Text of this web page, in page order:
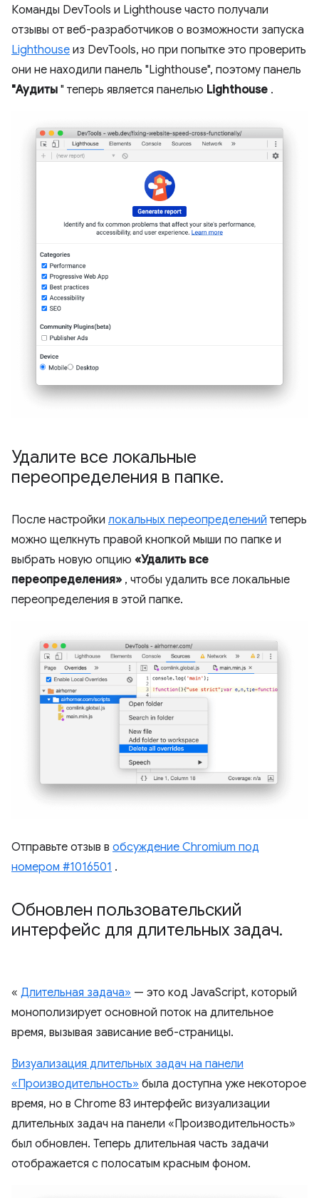
Команды DevTools и Lighthouse часто получали
отзывы от веб-разработчиков о возможности запуска
Lighthouse из DevTools, но при попытке это проверить
они не находили панель "Lighthouse", поэтому панель
"Аудиты " теперь является панелью Lighthouse .
Удалите все локальные
переопределения в папке.
После настройки локальных переопределений теперь
можно щелкнуть правой кнопкой мыши по папке и
выбрать новую опцию «Удалить все
переопределения» , чтобы удалить все локальные
переопределения в этой папке.
Отправьте отзыв в обсуждение Chromium под
номером #1016501 .
Обновлен пользовательский
интерфейс для длительных задач.
« Длительная задача» — это код JavaScript, который
монополизирует основной поток на длительное
время, вызывая зависание веб-страницы.
Визуализация длительных задач на панели
«Производительность» была доступна уже некоторое
время, но в Chrome 83 интерфейс визуализации
длительных задач на панели «Производительность»
был обновлен. Теперь длительная часть задачи
отображается с полосатым красным фоном.